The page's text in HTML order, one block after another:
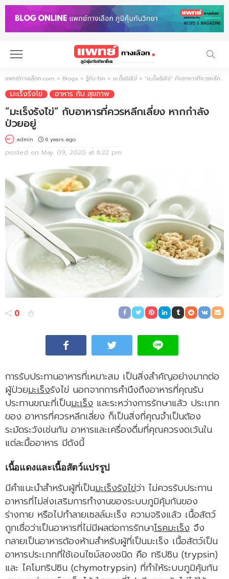
แพทย์ทางเลือก.com > Blogs > รู้ทัน-โรค > มะเร็งรังไข่ > “มะเร็งรังไข่” กับอาหารที่ควรหลีกเลี่ยง หากกำลังป่วยอยู่
มะเร็งรังไข่ อาหาร กับ สุขภาพ
“มะเร็งรังไข่” กับอาหารที่ควรหลีกเลี่ยง หากกำลัง
ป่วยอยู่
admin 6 years ago
posted on May. 09, 2020 at 6:22 pm
0
การรับประทานอาหารที่เหมาะสม เป็นสิ่งสำคัญอย่างมากต่อ
ผู้ป่วยมะเร็งรังไข่ นอกจากการคำนึงถึงอาหารที่คุณรับ
ประทานขณะที่เป็นมะเร็ง และระหว่างการรักษาแล้ว ประเภท
ของ อาหารที่ควรหลีกเลี่ยง ก็เป็นสิ่งที่คุณจำเป็นต้อง
ระมัดระวังเช่นกัน อาหารและเครื่องดื่มที่คุณควรงดเว้นใน
แต่ละมื้ออาหาร มีดังนี้
เนื้อแดงและเนื้อสัตว์แปรรูป
มีคำแนะนำสำหรับผู้ที่เป็นมะเร็งรังไข่ว่า ไม่ควรรับประทาน
อาหารที่ไม่ส่งเสริมการทำงานของระบบภูมิคุ้มกันของ
ร่างกาย หรือไปทำลายเซลล์มะเร็ง ความจริงแล้ว เนื้อสัตว์
ถูกเชื่อว่าเป็นอาหารที่ไม่มีผลต่อการรักษาโรคมะเร็ง จึง
กลายเป็นอาหารต้องห้ามสำหรับผู้ที่เป็นมะเร็ง เนื้อสัตว์เป็น
อาหารประเภทที่ใช้เอนไซม์สองชนิด คือ ทริปซิน (trypsin)
และ ไคโมทริปซิน (chymotrypsin) ที่ทำให้ระบบภูมิคุ้มกัน